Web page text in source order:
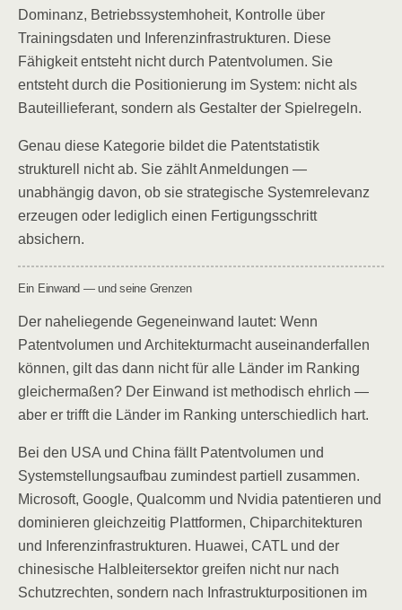
Dominanz, Betriebssystemhoheit, Kontrolle über
Trainingsdaten und Inferenzinfrastrukturen. Diese
Fähigkeit entsteht nicht durch Patentvolumen. Sie
entsteht durch die Positionierung im System: nicht als
Bauteillieferant, sondern als Gestalter der Spielregeln.
Genau diese Kategorie bildet die Patentstatistik
strukturell nicht ab. Sie zählt Anmeldungen —
unabhängig davon, ob sie strategische Systemrelevanz
erzeugen oder lediglich einen Fertigungsschritt
absichern.
Ein Einwand — und seine Grenzen
Der naheliegende Gegeneinwand lautet: Wenn
Patentvolumen und Architekturmacht auseinanderfallen
können, gilt das dann nicht für alle Länder im Ranking
gleichermaßen? Der Einwand ist methodisch ehrlich —
aber er trifft die Länder im Ranking unterschiedlich hart.
Bei den USA und China fällt Patentvolumen und
Systemstellungsaufbau zumindest partiell zusammen.
Microsoft, Google, Qualcomm und Nvidia patentieren und
dominieren gleichzeitig Plattformen, Chiparchitekturen
und Inferenzinfrastrukturen. Huawei, CATL und der
chinesische Halbleitersektor greifen nicht nur nach
Schutzrechten, sondern nach Infrastrukturpositionen im